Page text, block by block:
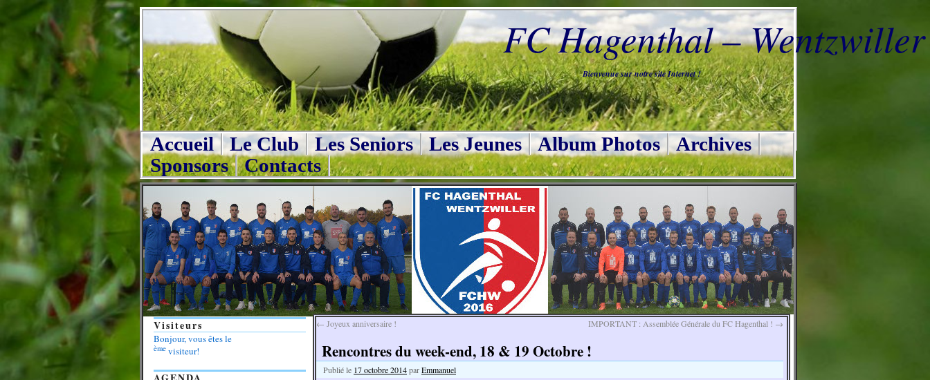
FC Hagenthal – Wentzwiller
Bienvenue sur notre site Internet !
Accueil Le Club Les Seniors Les Jeunes Album Photos
Archives
Sponsors
Contacts
← Joyeux anniversaire ! IMPORTANT : Assemblée Générale du FC Hagenthal ! →
Rencontres du week-end, 18 & 19 Octobre !
Publié le 17 octobre 2014parEmmanuel
Visiteurs
Bonjour, vous êtes le
ème visiteur!